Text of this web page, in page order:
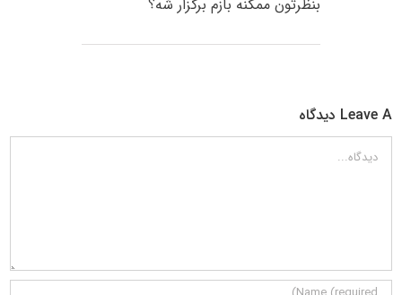
بنظرتون ممکنه بازم برگزار شه؟
Leave A دیدگاه
دیدگاه